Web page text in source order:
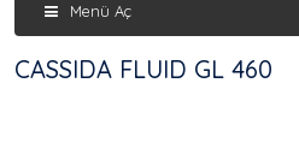
Menü Aç
CASSIDA FLUID GL 460